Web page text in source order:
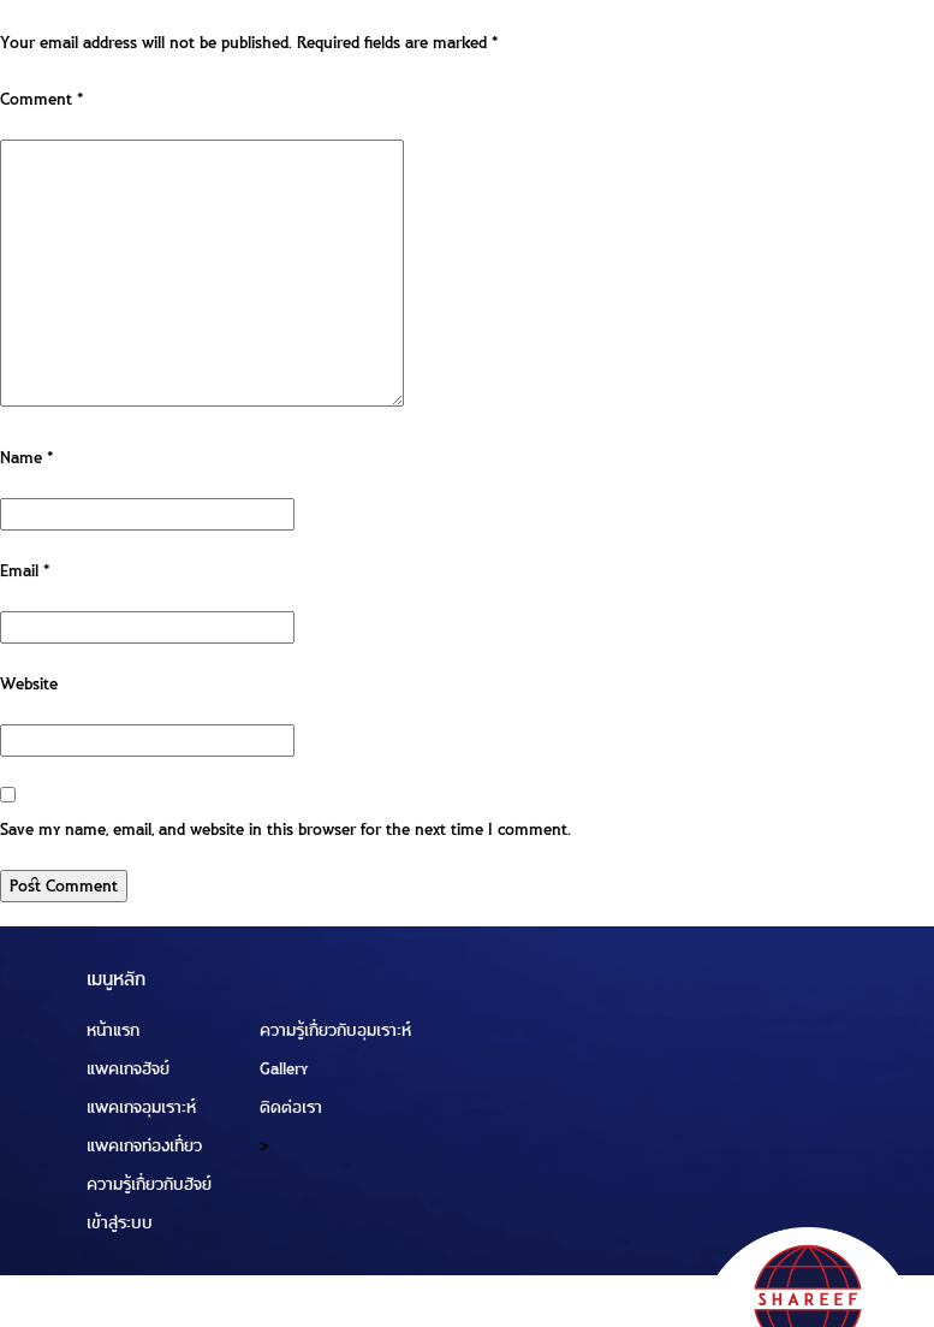
Your email address will not be published.Required fields are marked*
Comment*
Name*
Email*
Website
Save my name, email, and website in this browser for the next time I comment.
เมนูหลัก
หน้าแรก
แพคเกจฮัจย์
แพคเกจอุมเราะห์
แพคเกจท่องเที่ยว
ความรู้เกี่ยวกับฮัจย์
เข้าสู่ระบบ
ความรู้เกี่ยวกับอุมเราะห์
Gallery
ติดต่อเรา
>